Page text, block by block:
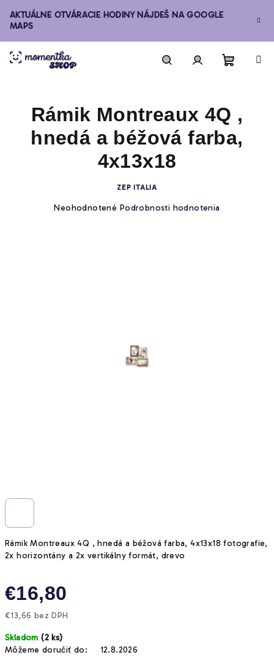
obsah
AKTUÁLNE OTVÁRACIE HODINY NÁJDEŠ NA GOOGLE
MAPS
košík
Rámik Montreaux 4Q , hnedá a béžová farba, 4x13x18 fotografie,
2x horizontány a 2x vertikálny formát, drevo
€16,80
€13,66 bez DPH
cena:
Skladom(2 ks)
Môžeme doručiť do:
12.8.2026
Rámik Montreaux 4Q ,
hnedá a béžová farba,
4x13x18
ZEP ITALIA
Priemerné
Neohodnotené Podrobnosti hodnotenia